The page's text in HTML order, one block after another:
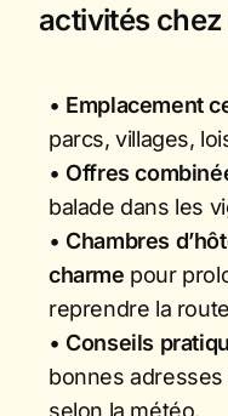
activités
• Emplacement
parcs, villages,
• Offres
balade dans les
• Chambres
charme pour
reprendre la
• Conseils
bonnes
selon la météo.